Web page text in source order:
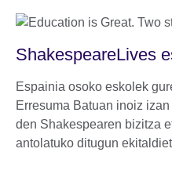
ShakespeareLives
Espainia osoko eskolek
Erresuma Batuan inoiz
den Shakespearen bizitza
antolatuko ditugun